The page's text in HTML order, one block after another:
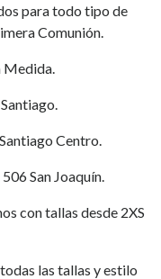
para todo tipo de
Comunión.
Medida.
Centro.
San Joaquín.
con tallas desde 2XS
las tallas y estilo